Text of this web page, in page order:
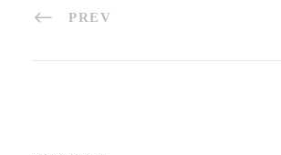
PREV